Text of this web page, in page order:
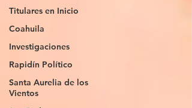
Titulares en Inicio
Coahuila
Investigaciones
Rapidín Político
Santa Aurelia de los
Vientos